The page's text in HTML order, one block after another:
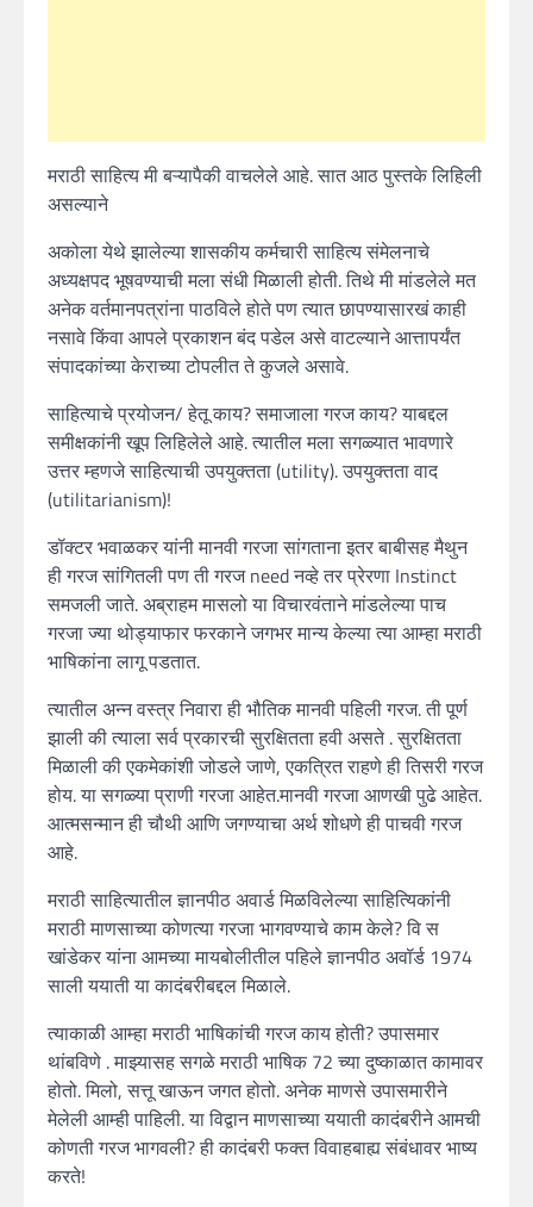
मराठी साहित्य मी बऱ्यापैकी वाचलेले आहे. सात आठ पुस्तके लिहिली
असल्याने
अकोला येथे झालेल्या शासकीय कर्मचारी साहित्य संमेलनाचे
अध्यक्षपद भूषवण्याची मला संधी मिळाली होती. तिथे मी मांडलेले मत
अनेक वर्तमानपत्रांना पाठविले होते पण त्यात छापण्यासारखं काही
नसावे किंवा आपले प्रकाशन बंद पडेल असे वाटल्याने आत्तापर्यंत
संपादकांच्या केराच्या टोपलीत ते कुजले असावे.
साहित्याचे प्रयोजन/ हेतू काय? समाजाला गरज काय? याबद्दल
समीक्षकांनी खूप लिहिलेले आहे. त्यातील मला सगळ्यात भावणारे
उत्तर म्हणजे साहित्याची उपयुक्तता (utility). उपयुक्तता वाद
(utilitarianism)!
डॉक्टर भवाळकर यांनी मानवी गरजा सांगताना इतर बाबीसह मैथुन
ही गरज सांगितली पण ती गरज need नव्हे तर प्रेरणा Instinct
समजली जाते. अब्राहम मासलो या विचारवंताने मांडलेल्या पाच
गरजा ज्या थोड्याफार फरकाने जगभर मान्य केल्या त्या आम्हा मराठी
भाषिकांना लागू पडतात.
त्यातील अन्न वस्त्र निवारा ही भौतिक मानवी पहिली गरज. ती पूर्ण
झाली की त्याला सर्व प्रकारची सुरक्षितता हवी असते . सुरक्षितता
मिळाली की एकमेकांशी जोडले जाणे, एकत्रित राहणे ही तिसरी गरज
होय. या सगळ्या प्राणी गरजा आहेत.मानवी गरजा आणखी पुढे आहेत.
आत्मसन्मान ही चौथी आणि जगण्याचा अर्थ शोधणे ही पाचवी गरज
आहे.
मराठी साहित्यातील ज्ञानपीठ अवार्ड मिळविलेल्या साहित्यिकांनी
मराठी माणसाच्या कोणत्या गरजा भागवण्याचे काम केले? वि स
खांडेकर यांना आमच्या मायबोलीतील पहिले ज्ञानपीठ अवॉर्ड 1974
साली ययाती या कादंबरीबद्दल मिळाले.
त्याकाळी आम्हा मराठी भाषिकांची गरज काय होती? उपासमार
थांबविणे . माझ्यासह सगळे मराठी भाषिक 72 च्या दुष्काळात कामावर
होतो. मिलो, सत्तू खाऊन जगत होतो. अनेक माणसे उपासमारीने
मेलेली आम्ही पाहिली. या विद्वान माणसाच्या ययाती कादंबरीने आमची
कोणती गरज भागवली? ही कादंबरी फक्त विवाहबाह्य संबंधावर भाष्य
करते!